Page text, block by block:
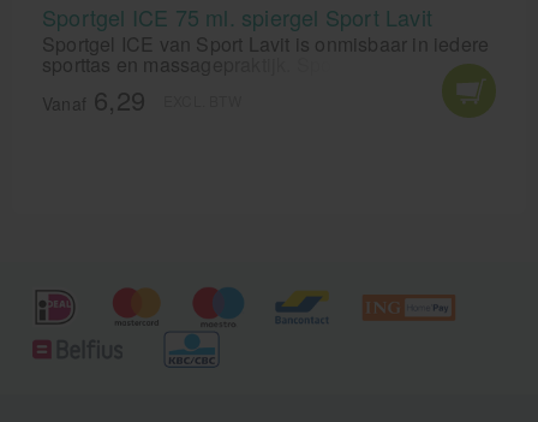
Sportgel ICE 75 ml. spiergel Sport Lavit
Sportgel ICE van Sport Lavit is onmisbaar in iedere
sporttas en massagepraktijk. Sportgel ICE van
Sport Lavit is hét middel bij spierpijn en krampen.
Vanaf 6,29